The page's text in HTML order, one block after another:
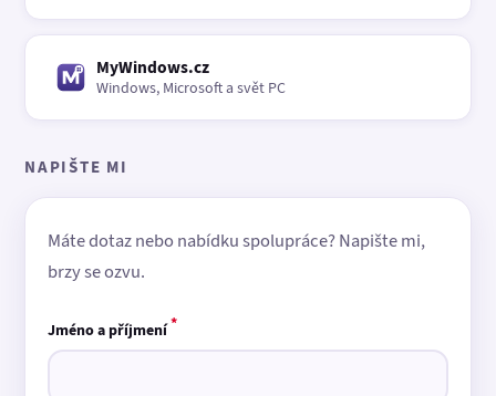
MyWindows.cz
Windows, Microsoft a svět PC
NAPIŠTE MI
Máte dotaz nebo nabídku spolupráce? Napište mi,
brzy se ozvu.
Jméno a příjmení*